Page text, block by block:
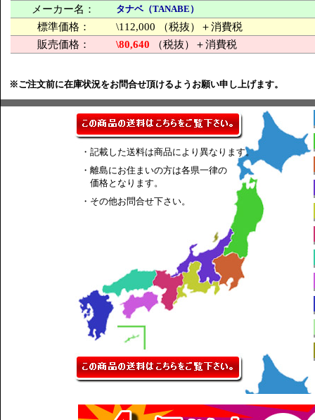
メーカー名：
タナベ（TANABE）
標準価格：
\112,000 （税抜）＋消費税
販売価格：
\80,640 （税抜）＋消費税
※ご注文前に在庫状況をお問合せ頂けるようお願い申し上げます。
・記載した送料は商品により異なります。
・離島にお住まいの方は各県一律の
価格となります。
・その他お問合せ下さい。